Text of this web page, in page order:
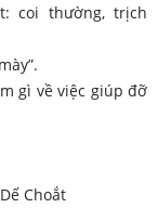
coi thường, trịch
gì về việc giúp đỡ
Choắt